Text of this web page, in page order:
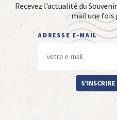
Recevez l’actualité du
mail une fois
ADRESSE E-MAIL
S'INSCRIRE